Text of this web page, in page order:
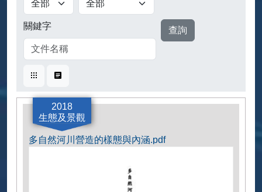
關鍵字 查詢
卡片式表格式
2018
生態及景觀
多自然河川營造的樣態與內涵.pdf